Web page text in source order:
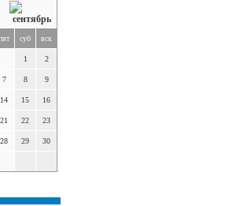
суб вск
1 2
7 8 9
14 15 16
21 22 23
28 29 30